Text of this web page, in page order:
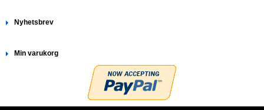
Nyhetsbrev
Min varukorg